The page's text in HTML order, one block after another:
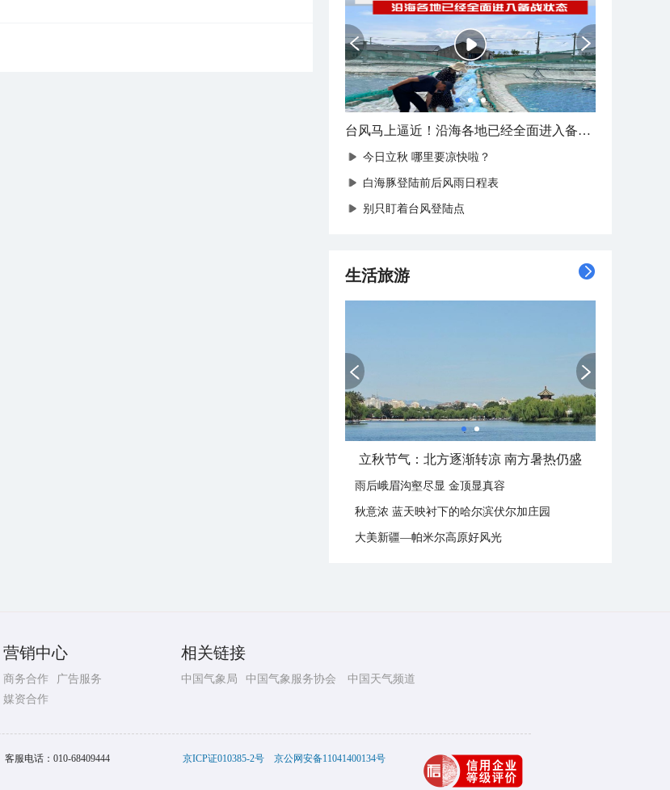
台风马上逼近！沿海各地已经全面进入备战状态
今日立秋 哪里要凉快啦？
白海豚登陆前后风雨日程表
别只盯着台风登陆点
生活旅游
立秋节气：北方逐渐转凉 南方暑热仍盛
雨后峨眉沟壑尽显 金顶显真容
秋意浓 蓝天映衬下的哈尔滨伏尔加庄园
大美新疆—帕米尔高原好风光
营销中心
商务合作
广告服务
媒资合作
相关链接
中国气象局 中国气象服务协会 中国天气频道
客服电话： 010-68409444 京ICP证010385-2号 京公网安备11041400134号